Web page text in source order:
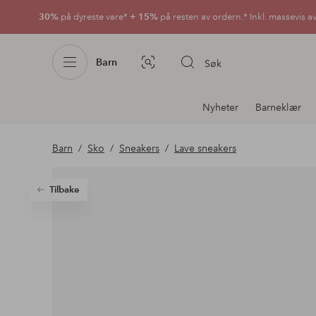
30% på dyreste vare* + 15% på resten av ordern.* Inkl. massevis
Barn Bildesøk Søk
Avdelingsnavigering
Nyheter Barneklær
Barn Sko Sneakers Lave sneakers
Tilbake